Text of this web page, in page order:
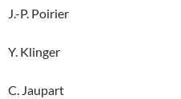
J.-P. Poirier
Y. Klinger
C. Jaupart